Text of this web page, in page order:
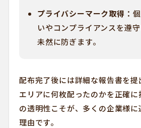
プライバシーマーク取得：
いやコンプライアンスを遵
未然に防ぎます。
配布完了後には詳細な報告書を
エリアに何枚配ったのかを正確に
の透明性こそが、多くの企業様
理由です。